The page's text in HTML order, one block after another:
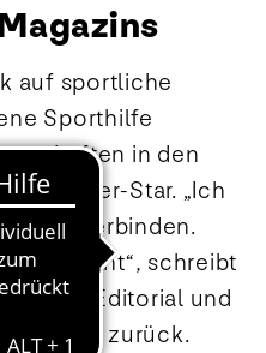
auf sportliche
Sporthilfe
in den
als Cover-Star. „Ich
Art verbinden.
spricht“, schreibt
Editorial und
Karriere zurück.